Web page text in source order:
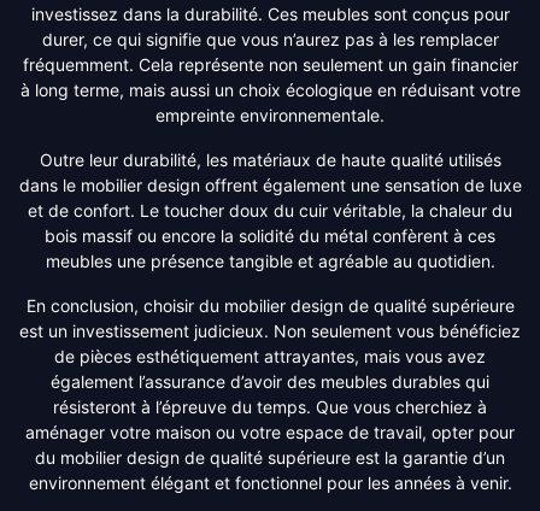
investissez dans la durabilité. Ces meubles sont conçus pour
durer, ce qui signifie que vous n’aurez pas à les remplacer
fréquemment. Cela représente non seulement un gain financier
à long terme, mais aussi un choix écologique en réduisant votre
empreinte environnementale.
Outre leur durabilité, les matériaux de haute qualité utilisés
dans le mobilier design offrent également une sensation de luxe
et de confort. Le toucher doux du cuir véritable, la chaleur du
bois massif ou encore la solidité du métal confèrent à ces
meubles une présence tangible et agréable au quotidien.
En conclusion, choisir du mobilier design de qualité supérieure
est un investissement judicieux. Non seulement vous bénéficiez
de pièces esthétiquement attrayantes, mais vous avez
également l’assurance d’avoir des meubles durables qui
résisteront à l’épreuve du temps. Que vous cherchiez à
aménager votre maison ou votre espace de travail, opter pour
du mobilier design de qualité supérieure est la garantie d’un
environnement élégant et fonctionnel pour les années à venir.